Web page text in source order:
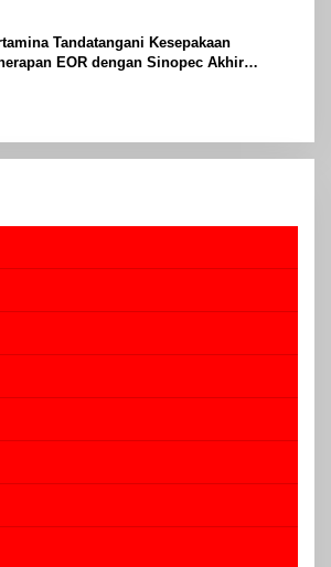
Tandatangani Kesepakaan
EOR dengan Sinopec Akhir